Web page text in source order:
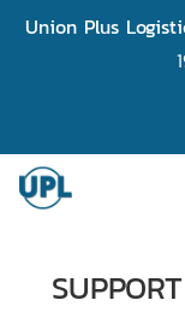
Union Plus